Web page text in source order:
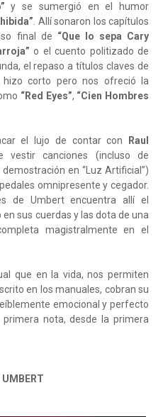
y se sumergió en el humor
. Allí sonaron los capítulos
final de “Que lo sepa Cary
o el cuento politizado de
el repaso a títulos claves de
corto pero nos ofreció la
“Red Eyes”, “Cien Hombres
el lujo de contar con
Raul
vestir canciones (incluso de
en “Luz Artificial”)
omnipresente y cegador.
de Umbert encuentra allí el
sus cuerdas y las dota de una
magistralmente en el
que en la vida, nos permiten
en los manuales, cobran su
emocional y perfecto
nota, desde la primera
UMBERT